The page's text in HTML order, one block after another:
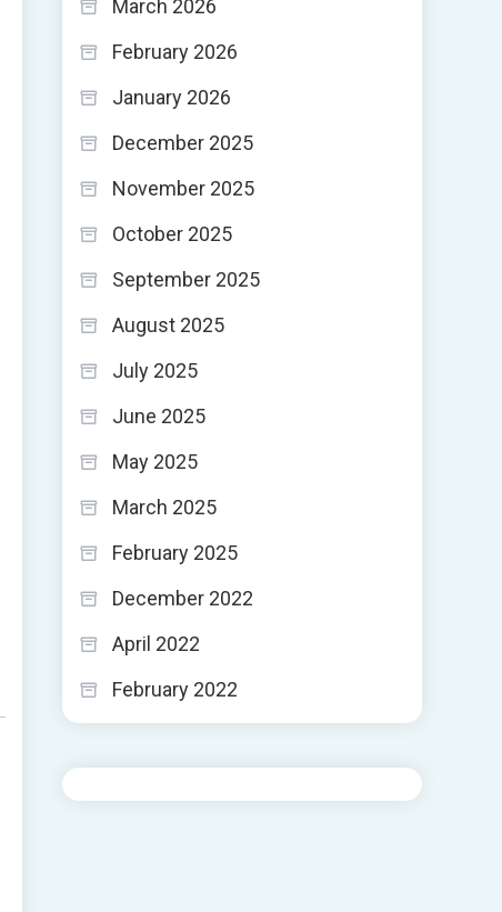
March 2026
February 2026
January 2026
December 2025
November 2025
October 2025
September 2025
August 2025
July 2025
June 2025
May 2025
March 2025
February 2025
December 2022
April 2022
February 2022